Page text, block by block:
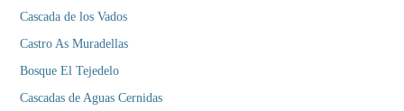
Cascada de los Vados
Castro As Muradellas
Bosque El Tejedelo
Cascadas de Aguas Cernidas